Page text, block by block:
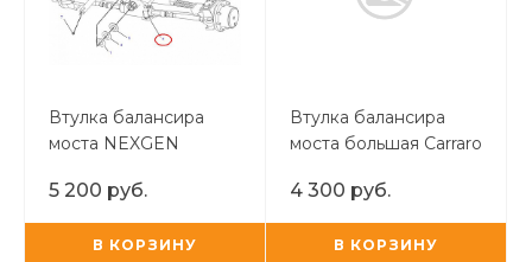
Втулка балансира
моста NEXGEN
5 200 руб.
В КОРЗИНУ
Втулка балансира
моста большая Carraro
4 300 руб.
В КОРЗИНУ